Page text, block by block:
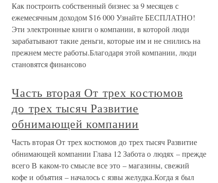
Как построить собственный бизнес за 9 месяцев с
ежемесячным доходом $16 000 Узнайте БЕСПЛАТНО!
Эти электронные книги о компании, в которой люди
зарабатывают такие деньги, которые им и не снились на
прежнем месте работы.Благодаря этой компании, люди
становятся финансово
Часть вторая От трех костюмов
до трех тысяч Развитие
обнимающей компании
Часть вторая От трех костюмов до трех тысяч Развитие
обнимающей компании Глава 12 Забота о людях – прежде
всего В каком-то смысле все это – магазины, свежий
кофе и объятия – началось с язвы желудка.Когда я был